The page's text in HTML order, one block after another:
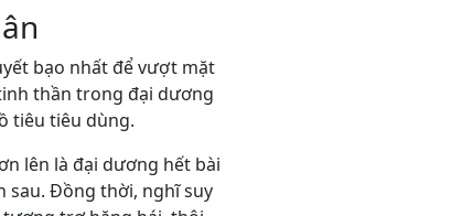
bạo nhất để vượt mặt
thần trong đại dương
tiêu tiêu dùng.
lên là đại dương hết bài
sau. Đồng thời, nghĩ suy